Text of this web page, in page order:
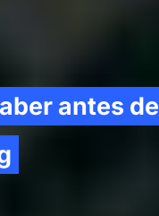
antes de